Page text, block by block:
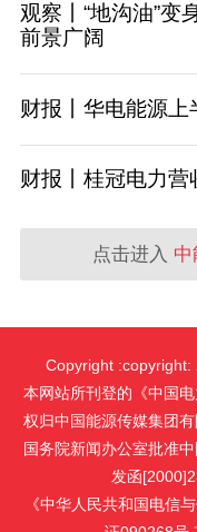
观察丨“地沟油”变
前景广阔
财报丨华电能源上
财报丨桂冠电力营
点击进入 中
Copyright :copyright:
本网站所刊登的《中国
权归中国能源传媒集团
国务院新闻办公室批准
发函
《中华人民共和国电信